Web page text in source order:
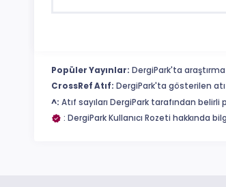
Popüler Yayınlar: DergiPark'ta
CrossRef Atıf: DergiPark'ta gösterilen
^: Atıf sayıları DergiPark tarafından
: DergiPark Kullanıcı Rozeti hakkında